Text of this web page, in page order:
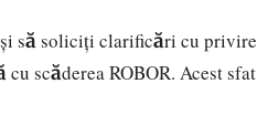
să soliciți clarificări cu
scăderea ROBOR. Acest